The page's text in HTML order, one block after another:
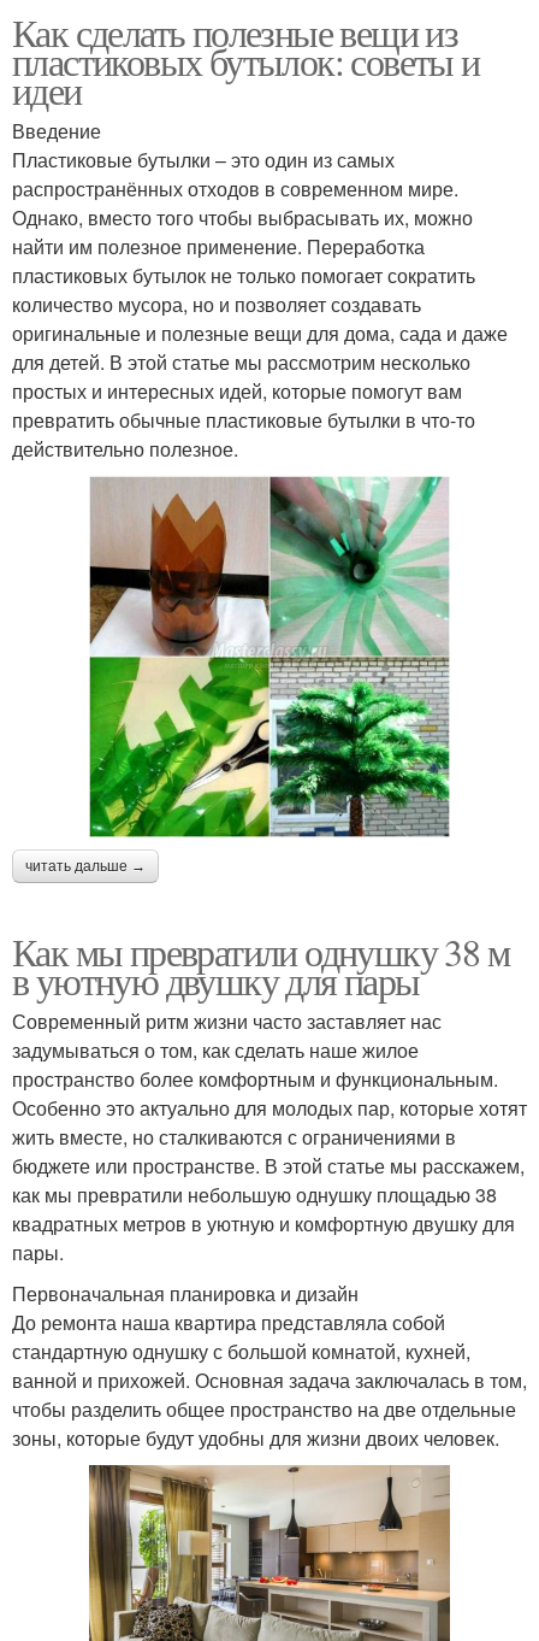
Как сделать полезные вещи из
пластиковых бутылок: советы и
идеи
Введение
Пластиковые бутылки – это один из самых
распространённых отходов в современном мире.
Однако, вместо того чтобы выбрасывать их, можно
найти им полезное применение. Переработка
пластиковых бутылок не только помогает сократить
количество мусора, но и позволяет создавать
оригинальные и полезные вещи для дома, сада и даже
для детей. В этой статье мы рассмотрим несколько
простых и интересных идей, которые помогут вам
превратить обычные пластиковые бутылки в что-то
действительно полезное.
читать дальше →
Как мы превратили однушку 38 м
в уютную двушку для пары
Современный ритм жизни часто заставляет нас
задумываться о том, как сделать наше жилое
пространство более комфортным и функциональным.
Особенно это актуально для молодых пар, которые хотят
жить вместе, но сталкиваются с ограничениями в
бюджете или пространстве. В этой статье мы расскажем,
как мы превратили небольшую однушку площадью 38
квадратных метров в уютную и комфортную двушку для
пары.
Первоначальная планировка и дизайн
До ремонта наша квартира представляла собой
стандартную однушку с большой комнатой, кухней,
ванной и прихожей. Основная задача заключалась в том,
чтобы разделить общее пространство на две отдельные
зоны, которые будут удобны для жизни двоих человек.